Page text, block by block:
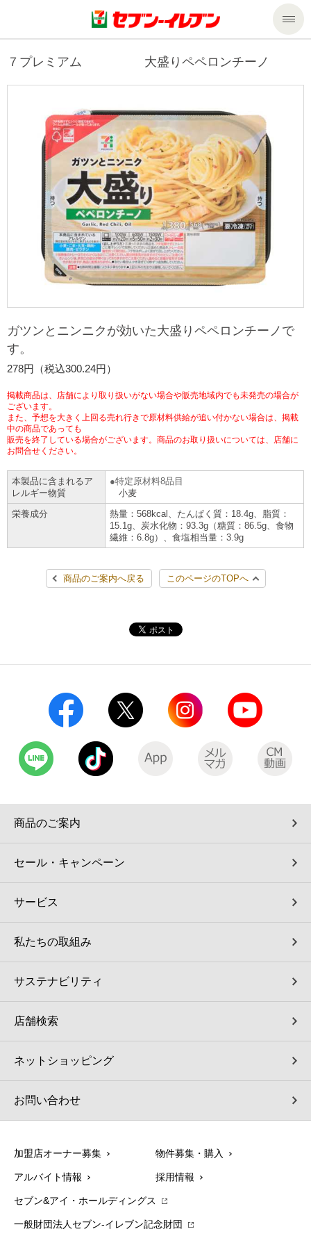
商品のご案内
今週の新商品
来週の新商品
商品カテゴリ一覧
セブンプレミアム
ギフト
プリペイドカード・金券
ニンテンドー・ダウンロードカード
サービス
サービストップ
nanacoトップ
マルチコピー機でできること
コピー
プリント
スキャン
ファクス
チケット
宅配便
切手・はがき・印紙
セブン銀行ATM
ご利用可能なお支払い方法
各種料金のお支払い
自転車シェアリング（店舗限定）
モバイルバッテリーシェアリング（店舗限定）
チケットサービス
セブンチケット
チケットぴあ
イープラス
CNプレイガイド
セブン‐イレブンでお受取り
タワーレコード
セブンネットショッピング
停電時のサービス停止のお知らせ
企業情報
企業情報トップ
ニュースリリース
企業理念
会社概要
貸借対照表・損益計算書
沿革
国内店舗数
セブン-イレブンの歴史
私たちの取組み
サステナビリティ
セブン＆アイ・ホールディングスの重点課題
サステナビリティ活動基本方針
サステナビリティ推進体制
GREEN CHALLENGE 2050
4VISIONS
サステナビリティニュース
サステナビリティレポート
店舗検索
ネットショッピング
お問い合わせ
Language
English (Corporate)
English (Services)
한국어(서비스)
７プレミアム 大盛りペペロンチーノ
ガツンとニンニクが効いた大盛りペペロンチーノで
す。
278円（税込300.24円）
掲載商品は、店舗により取り扱いがない場合や販売地域内でも未発売の場合が
ございます。
また、予想を大きく上回る売れ行きで原材料供給が追い付かない場合は、掲載
中の商品であっても
販売を終了している場合がございます。商品のお取り扱いについては、店舗に
お問合せください。
本製品に含まれるア
レルギー物質
特定原材料8品目
小麦
栄養成分
熱量：568kcal、たんぱく質：18.4g、脂質：
15.1g、炭水化物：93.3g（糖質：86.5g、食物
繊維：6.8g）、食塩相当量：3.9g
商品のご案内へ戻る このページのTOPへ
商品のご案内
セール・キャンペーン
サービス
私たちの取組み
サステナビリティ
店舗検索
ネットショッピング
お問い合わせ
加盟店オーナー募集 物件募集・購入
アルバイト情報 採用情報
セブン&アイ・ホールディングス
一般財団法人セブン-イレブン記念財団